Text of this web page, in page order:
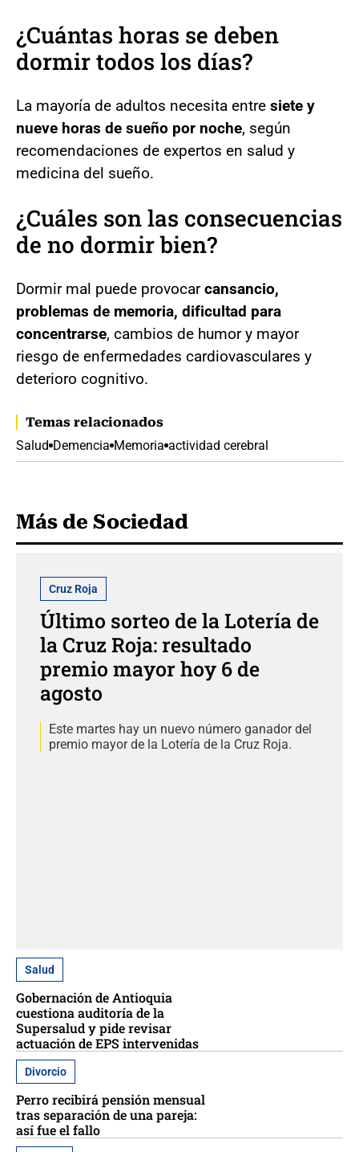
¿Cuántas horas se deben
dormir todos los días?
La mayoría de adultos necesita entre siete y
nueve horas de sueño por noche, según
recomendaciones de expertos en salud y
medicina del sueño.
¿Cuáles son las consecuencias
de no dormir bien?
Dormir mal puede provocarcansancio,
problemas de memoria, dificultad para
concentrarse, cambios de humor y mayor
riesgo de enfermedades cardiovasculares y
deterioro cognitivo.
Temas relacionados
Salud Demencia Memoria actividad cerebral
Más de Sociedad
Cruz Roja
Último sorteo de la Lotería de
la Cruz Roja: resultado
premio mayor hoy 6 de
agosto
Este martes hay un nuevo número ganador del
premio mayor de la Lotería de la Cruz Roja.
Salud
Gobernación de Antioquia
cuestiona auditoría de la
Supersalud y pide revisar
actuación de EPS intervenidas
Divorcio
Perro recibirá pensión mensual
tras separación de una pareja:
así fue el fallo